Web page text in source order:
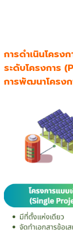
การดำเนินโครง
ระดับโครงการ
การพัฒนาโครง